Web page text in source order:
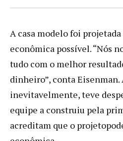
A casa modelo foi projetada
econômica possível. “Nós
tudo com o melhor
dinheiro”, conta Eisenman.
inevitavelmente, teve
equipe a construiu pela
acreditam que o